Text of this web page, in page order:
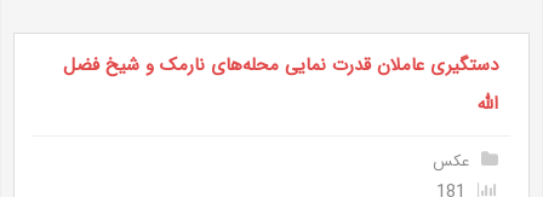
دستگیری عاملان قدرت نمایی محله‌های نارمک و شیخ فضل
الله
عکس